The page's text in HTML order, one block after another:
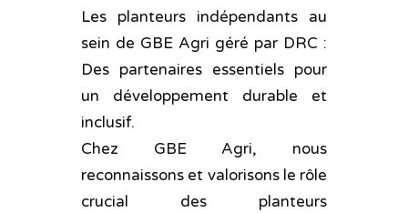
Les planteurs indépendants au
sein de GBE Agri géré par DRC :
Des partenaires essentiels pour
un développement durable et
inclusif.
Chez GBE Agri, nous
reconnaissons et valorisons le rôle
crucial des planteurs